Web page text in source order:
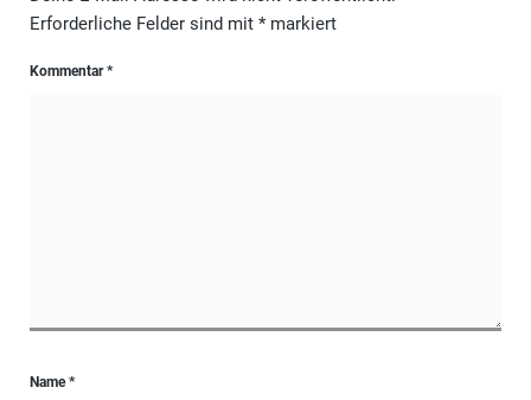
Erforderliche Felder sind mit *markiert
Kommentar*
Name*